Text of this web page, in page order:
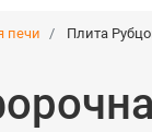
печи Плита